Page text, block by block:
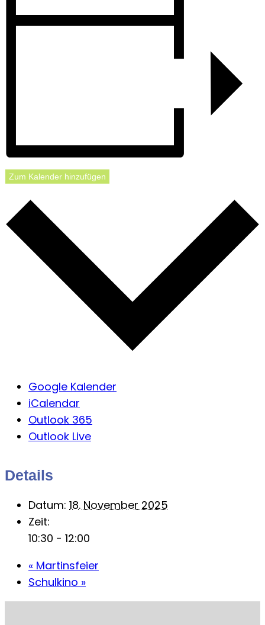
Zum Kalender hinzufügen
Google Kalender
iCalendar
Outlook 365
Outlook Live
Details
Datum: 18. November 2025
Zeit:
10:30 - 12:00
« Martinsfeier
Schulkino »